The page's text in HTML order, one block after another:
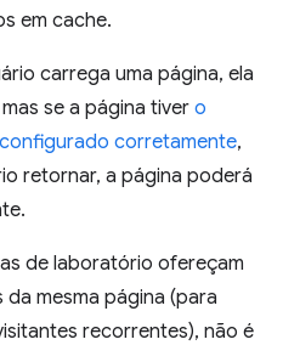
em cache.
carrega uma página, ela
se a página tiver o
corretamente,
retornar, a página poderá
de laboratório ofereçam
mesma página (para
recorrentes), não é